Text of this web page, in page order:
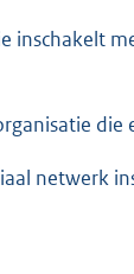
inschakelt
netwerk